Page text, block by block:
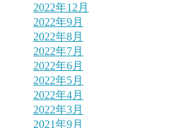
2022年12月
2022年9月
2022年8月
2022年7月
2022年6月
2022年5月
2022年4月
2022年3月
2021年9月